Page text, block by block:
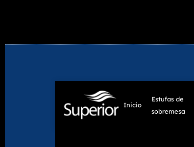
Inicio
Estufas de
sobremesa